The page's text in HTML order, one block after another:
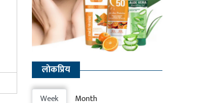
लाेकप्रिय
Week Month